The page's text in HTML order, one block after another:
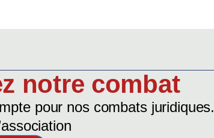
notre combat
pour nos combats juridiques.